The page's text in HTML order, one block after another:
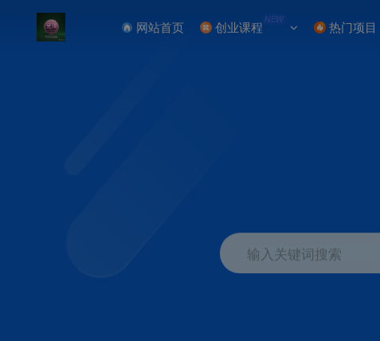
网站首页 创业课程 NEW 热门项目
输入关键词搜索